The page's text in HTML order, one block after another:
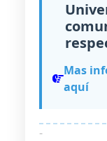
Mas
aquí
-